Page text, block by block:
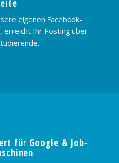
KONTAKT
eigenen Facebook-
erreicht Ihr Posting über
für Google & Job-